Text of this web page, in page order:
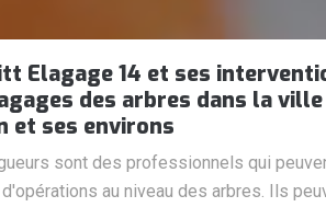
Elagage 14 et ses
des arbres dans la ville
et ses environs
sont des professionnels qui
au niveau des arbres. Ils